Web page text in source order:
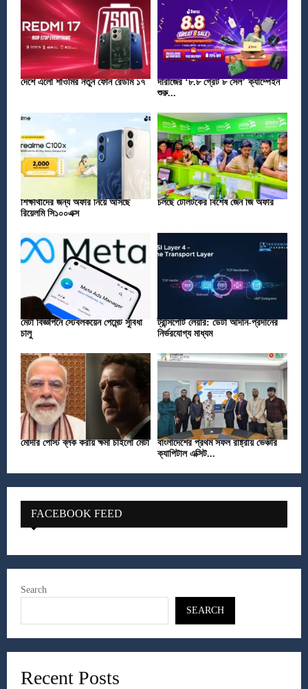
দেশে এলো শাওমির নতুন ফোন রেডমি ১৭
দারাজের ‘৮.৮ গ্রেট ৮ সেল’ ক্যাম্পেইন
শুরু...
শিক্ষার্থীদের জন্য অফার নিয়ে আসছে
রিয়েলমি সি১০০এক্স
চলছে টেলিটকের বিশেষ জেন জি অফার
মেটা বিজ্ঞাপনে স্টেবলকয়েন পেমেন্ট সুবিধা
চালু
ট্রান্সপোর্ট লেয়ার: ডেটা আদান-প্রদানের
নির্ভরযোগ্য মাধ্যম
মোদীর পোস্ট ব্লক করায় ক্ষমা চাইলো মেটা
বাংলাদেশের প্রথম সফল রাষ্ট্রীয় ভেঞ্চার
ক্যাপিটাল এক্সিট...
FACEBOOK FEED
Search
SEARCH
Recent Posts